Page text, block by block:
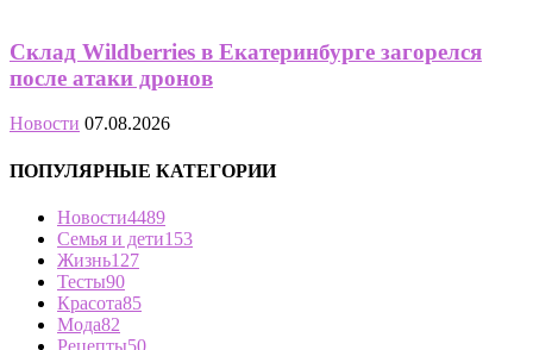
Склад Wildberries в Екатеринбурге загорелся
после атаки дронов
Новости 07.08.2026
ПОПУЛЯРНЫЕ КАТЕГОРИИ
Новости4489
Семья и дети153
Жизнь127
Тесты90
Красота85
Мода82
Рецепты50